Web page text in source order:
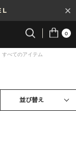
で送料無料
フトガイド
0
すべてのアイテム
並び替え